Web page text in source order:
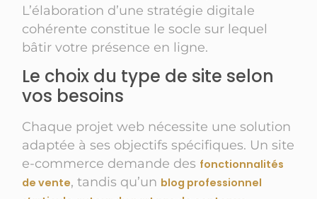
L’élaboration d’une stratégie digitale
cohérente constitue le socle sur lequel
bâtir votre présence en ligne.
Le choix du type de site selon
vos besoins
Chaque projet web nécessite une solution
adaptée à ses objectifs spécifiques. Un site
e-commerce demande des fonctionnalités
de vente, tandis qu’un blog professionnel